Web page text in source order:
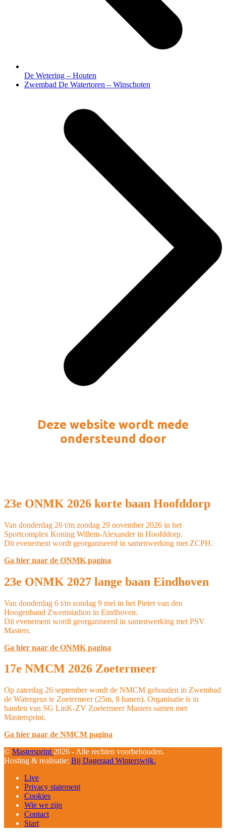
De Wetering – Houten
next
Zwembad De Watertoren – Winschoten
Deze website wordt mede
ondersteund door
23e ONMK 2026 korte baan Hoofddorp
Van donderdag 26 t/m zondag 29 november 2026 in het
Sportcomplex Koning Willem-Alexander in Hoofddorp.
Dit evenement wordt georganiseerd in samenwerking met ZCPH.
Ga hier naar de ONMK pagina
23e ONMK 2027 lange baan Eindhoven
Van donderdag 6 t/m zondag 9 mei in het Pieter van den
Hoogenband Zwemstadion in Eindhoven.
Dit evenement wordt georganiseerd in samenwerking met PSV
Masters.
Ga hier naar de ONMK pagina
17e NMCM 2026 Zoetermeer
Op zaterdag 26 september wordt de NMCM gehouden in Zwembad
de Watergeus te Zoetermeer (25m, 8 banen). Organisatie is in
handen van SG LinK-ZV Zoetermeer Masters samen met
Mastersprint.
Ga hier naar de NMCM pagina
© Mastersprint 2026 - Alle rechten voorbehouden.
Hosting & realisatie: Bij Dageraad Winterswijk.
Live
Privacy statement
Cookies
Wie we zijn
Contact
Start